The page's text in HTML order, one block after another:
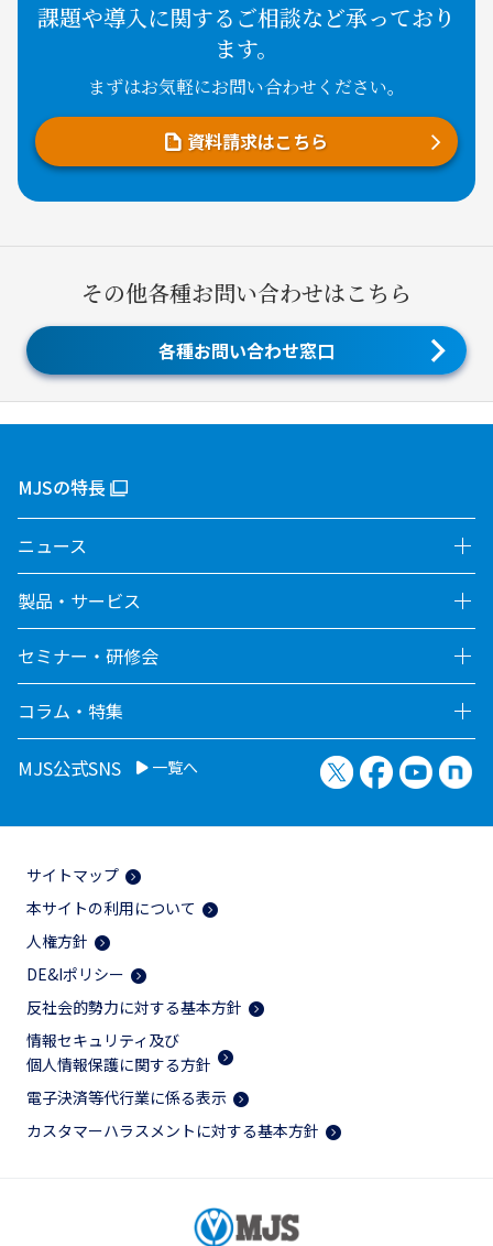
課題や導入に関するご相談など承っており
ます。
まずはお気軽にお問い合わせください。
資料請求はこちら
その他各種お問い合わせはこちら
各種お問い合わせ窓口
MJSの特長
ニュース
製品・サービス
セミナー・研修会
コラム・特集
MJS公式SNS 一覧へ X（旧Twitter）
Facebook
サイトマップ
本サイトの利用について
人権方針
DE&Iポリシー
反社会的勢力に対する基本方針
情報セキュリティ及び
個人情報保護に関する方針
電子決済等代行業に係る表示
カスタマーハラスメントに対する基本方針